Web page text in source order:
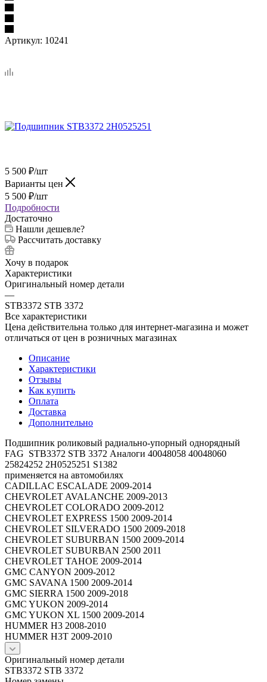
Артикул: 10241
5 500 ₽/шт
Варианты цен
5 500 ₽/шт
Подробности
Достаточно
Нашли дешевле?
Рассчитать доставку
Хочу в подарок
Характеристики
Оригинальный номер детали
—
STB3372 STB 3372
Все характеристики
Цена действительна только для интернет-магазина и может
отличаться от цен в розничных магазинах
Описание
Характеристики
Отзывы
Как купить
Оплата
Доставка
Дополнительно
Подшипник роликовый радиально-упорный однорядный
FAG STB3372 STB 3372 Аналоги 40048058 40048060
25824252 2H0525251 S1382
применяется на автомобилях
CADILLAC ESCALADE 2009-2014
CHEVROLET AVALANCHE 2009-2013
CHEVROLET COLORADO 2009-2012
CHEVROLET EXPRESS 1500 2009-2014
CHEVROLET SILVERADO 1500 2009-2018
CHEVROLET SUBURBAN 1500 2009-2014
CHEVROLET SUBURBAN 2500 2011
CHEVROLET TAHOE 2009-2014
GMC CANYON 2009-2012
GMC SAVANA 1500 2009-2014
GMC SIERRA 1500 2009-2018
GMC YUKON 2009-2014
GMC YUKON XL 1500 2009-2014
HUMMER H3 2008-2010
HUMMER H3T 2009-2010
Оригинальный номер детали
STB3372 STB 3372